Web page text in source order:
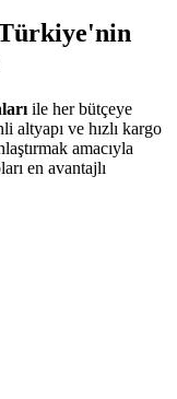
Türkiye'nin
ile her bütçeye
altyapı ve hızlı kargo
amacıyla
en avantajlı